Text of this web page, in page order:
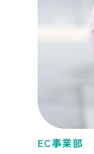
EC事業部